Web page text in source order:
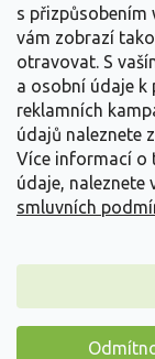
s přizpůsobením
vám zobrazí
otravovat. S
a osobní údaje k
reklamních
údajů naleznete
Více informací o
údaje, naleznete
smluvních
Kontakujte nás
Copyright 2026